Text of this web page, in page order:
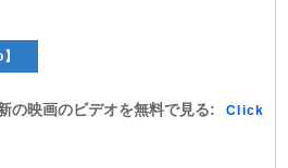
の映画のビデオを無料で見る:
Click